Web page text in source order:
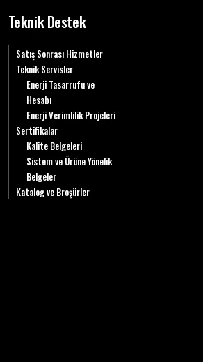
Teknik Destek
Satış Sonrası Hizmetler
Teknik Servisler
Enerji Tasarrufu ve
Hesabı
Enerji Verimlilik Projeleri
Sertifikalar
Kalite Belgeleri
Sistem ve Ürüne Yönelik
Belgeler
Katalog ve Broşürler